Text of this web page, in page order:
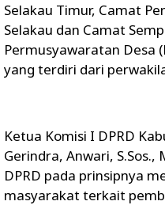
Selakau Timur, Camat
Selakau dan Camat
Permusyawaratan Desa
yang terdiri dari
Ketua Komisi I DPRD
Gerindra, Anwari, S.Sos.,
DPRD pada prinsipnya
masyarakat terkait